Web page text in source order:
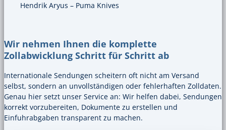
Hendrik Aryus – Puma Knives
Wir nehmen Ihnen die komplette
Zollabwicklung Schritt für Schritt ab
Internationale Sendungen scheitern oft nicht am Versand
selbst, sondern an unvollständigen oder fehlerhaften Zolldaten.
Genau hier setzt unser Service an: Wir helfen dabei, Sendungen
korrekt vorzubereiten, Dokumente zu erstellen und
Einfuhrabgaben transparent zu machen.